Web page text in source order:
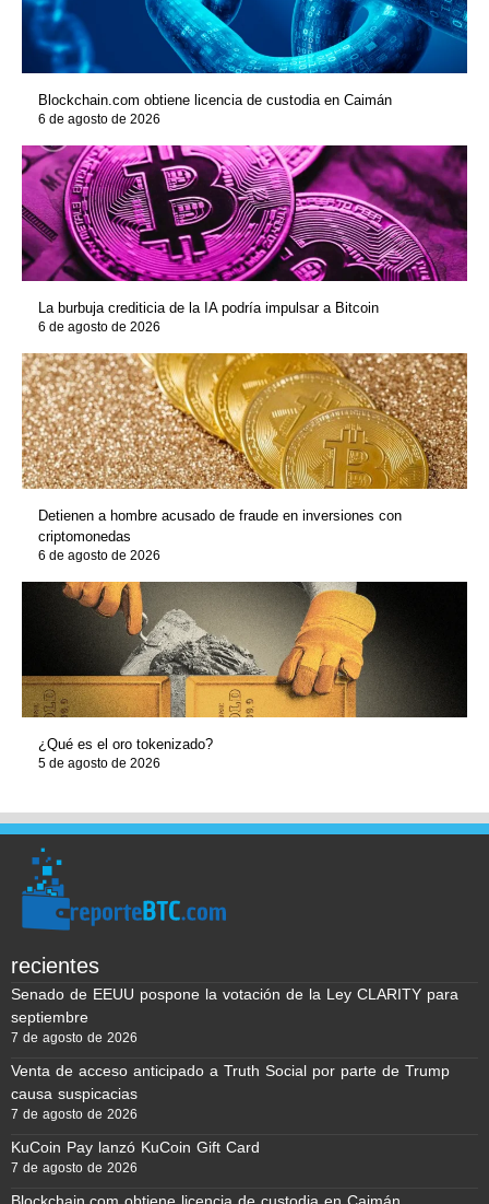
Blockchain.com obtiene licencia de custodia en Caimán
6 de agosto de 2026
La burbuja crediticia de la IA podría impulsar a Bitcoin
6 de agosto de 2026
Detienen a hombre acusado de fraude en inversiones con
criptomonedas
6 de agosto de 2026
¿Qué es el oro tokenizado?
5 de agosto de 2026
recientes
Senado de EEUU pospone la votación de la Ley CLARITY para
septiembre
7 de agosto de 2026
Venta de acceso anticipado a Truth Social por parte de Trump
causa suspicacias
7 de agosto de 2026
KuCoin Pay lanzó KuCoin Gift Card
7 de agosto de 2026